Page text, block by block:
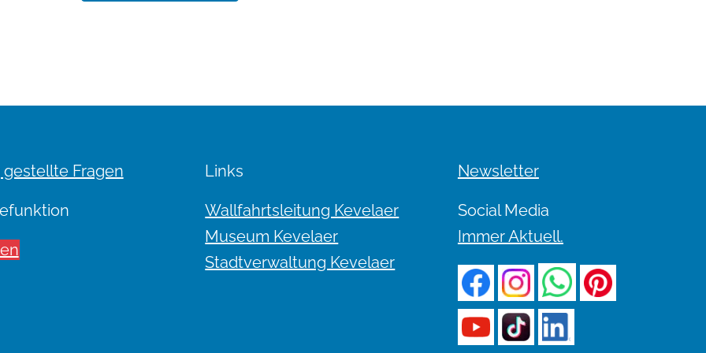
gestellte Fragen Links
Wallfahrtsleitung Kevelaer
Museum Kevelaer
Stadtverwaltung Kevelaer
Newsletter
Social Media
Immer Aktuell.